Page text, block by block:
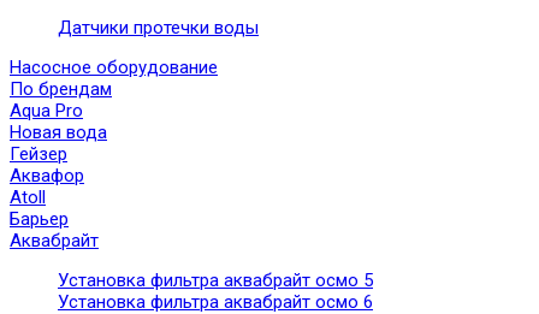
Датчики протечки воды
Насосное оборудование
По брендам
Aqua Pro
Новая вода
Гейзер
Аквафор
Atoll
Барьер
Аквабрайт
Установка фильтра аквабрайт осмо 5
Установка фильтра аквабрайт осмо 6